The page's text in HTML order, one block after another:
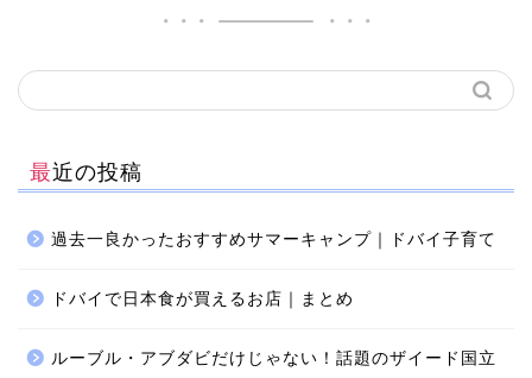
最近の投稿
過去一良かったおすすめサマーキャンプ｜ドバイ子育て
ドバイで日本食が買えるお店｜まとめ
ルーブル・アブダビだけじゃない！話題のザイード国立